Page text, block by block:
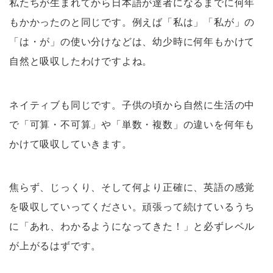
私たちが生まれてから日本語が達者になるまでに何年
もかかったのと同じです。例えば「私は」「私が」の
「は・が」の使い分けなどは、幼少時に何年もかけて
自然と吸収したわけですよね。
ネイティブも同じです。子供の頃から自然に生活の中
で「可算・不可算」や「単数・複数」の違いを何年も
かけて吸収していきます。
焦らず、じっくり、そして何より正確に、英語の感覚
を吸収していってください。頑張って続けているうち
に「あれ、わかるようになってきた！」と必ずレベル
が上がるはずです。